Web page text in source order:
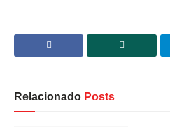
Relacionado Posts